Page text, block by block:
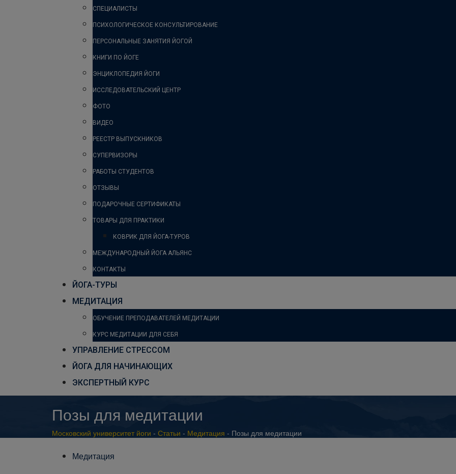
СПЕЦИАЛИСТЫ
ПСИХОЛОГИЧЕСКОЕ КОНСУЛЬТИРОВАНИЕ
ПЕРСОНАЛЬНЫЕ ЗАНЯТИЯ ЙОГОЙ
КНИГИ ПО ЙОГЕ
ЭНЦИКЛОПЕДИЯ ЙОГИ
ИССЛЕДОВАТЕЛЬСКИЙ ЦЕНТР
ФОТО
ВИДЕО
РЕЕСТР ВЫПУСКНИКОВ
СУПЕРВИЗОРЫ
РАБОТЫ СТУДЕНТОВ
ОТЗЫВЫ
ПОДАРОЧНЫЕ СЕРТИФИКАТЫ
ТОВАРЫ ДЛЯ ПРАКТИКИ
КОВРИК ДЛЯ ЙОГА-ТУРОВ
МЕЖДУНАРОДНЫЙ ЙОГА АЛЬЯНС
КОНТАКТЫ
ЙОГА-ТУРЫ
МЕДИТАЦИЯ
ОБУЧЕНИЕ ПРЕПОДАВАТЕЛЕЙ МЕДИТАЦИИ
КУРС МЕДИТАЦИИ ДЛЯ СЕБЯ
УПРАВЛЕНИЕ СТРЕССОМ
ЙОГА ДЛЯ НАЧИНАЮЩИХ
ЭКСПЕРТНЫЙ КУРС
Позы для медитации
Московский университет йоги - Статьи - Медитация - Позы для медитации
Медитация